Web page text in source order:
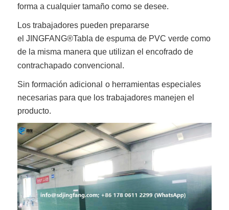
forma a cualquier tamaño como se desee.
Los trabajadores pueden prepararse
elJINGFANG®Tabla de espuma de PVC verde como
de la misma manera que utilizan el encofrado de
contrachapado convencional.
Sin formación adicional
o herramientas especiales
necesarias para que los trabajadores manejen el
producto.